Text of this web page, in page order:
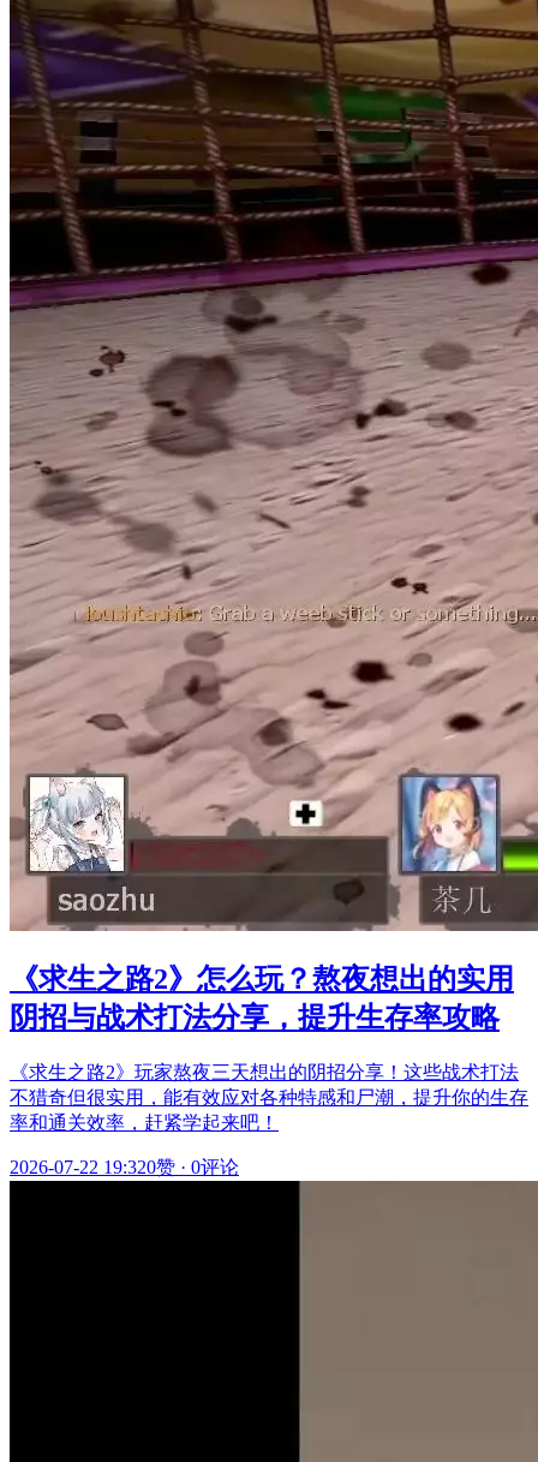
《求生之路2》怎么玩？熬夜想出的实用
阴招与战术打法分享，提升生存率攻略
《求生之路2》玩家熬夜三天想出的阴招分享！这些战术打法
不猎奇但很实用，能有效应对各种特感和尸潮，提升你的生存
率和通关效率，赶紧学起来吧！
2026-07-22 19:320赞 · 0评论